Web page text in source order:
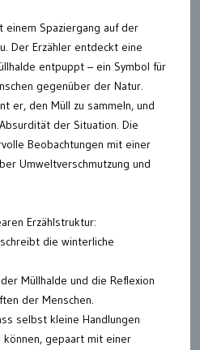
einem Spaziergang auf der
Der Erzähler entdeckt eine
entpuppt – ein Symbol für
gegenüber der Natur.
er, den Müll zu sammeln, und
der Situation. Die
Beobachtungen mit einer
Umweltverschmutzung und
Erzählstruktur:
die winterliche
Müllhalde und die Reflexion
der Menschen.
selbst kleine Handlungen
können, gepaart mit einer